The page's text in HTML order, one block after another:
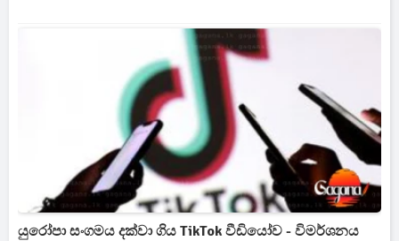
යුරෝපා සංගමය දක්වා ගිය TikTok වීඩියෝව - විමර්ශනය